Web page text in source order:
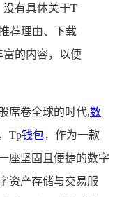
没有具体关于T
荐理由、下载
的内容，以便
席卷全球的时代,数
Tp钱包，作为一款
座坚固且便捷的数字
资产存储与交易服